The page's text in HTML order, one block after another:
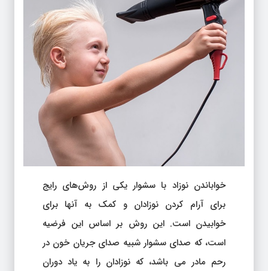
خواباندن نوزاد با سشوار یکی از روش‌های رایج
برای آرام کردن نوزادان و کمک به آنها برای
خوابیدن است. این روش بر اساس این فرضیه
است، که صدای سشوار شبیه صدای جریان خون در
رحم مادر می باشد، که نوزادان را به یاد دوران